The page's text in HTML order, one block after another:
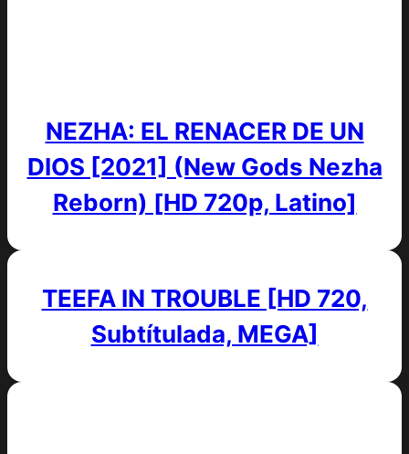
NEZHA: EL RENACER DE UN
DIOS [2021] (New Gods Nezha
Reborn) [HD 720p, Latino]
TEEFA IN TROUBLE [HD 720,
Subtítulada, MEGA]